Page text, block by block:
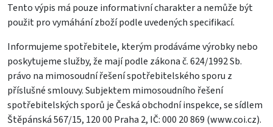
Tento výpis má pouze informativní charakter a nemůže být
použit pro vymáhání zboží podle uvedených specifikací.
Informujeme spotřebitele, kterým prodáváme výrobky nebo
poskytujeme služby, že mají podle zákona č. 624/1992 Sb.
právo na mimosoudní řešení spotřebitelského sporu z
příslušné smlouvy. Subjektem mimosoudního řešení
spotřebitelských sporů je Česká obchodní inspekce, se sídlem
Štěpánská 567/15, 120 00 Praha 2, IČ: 000 20 869 (www.coi.cz).